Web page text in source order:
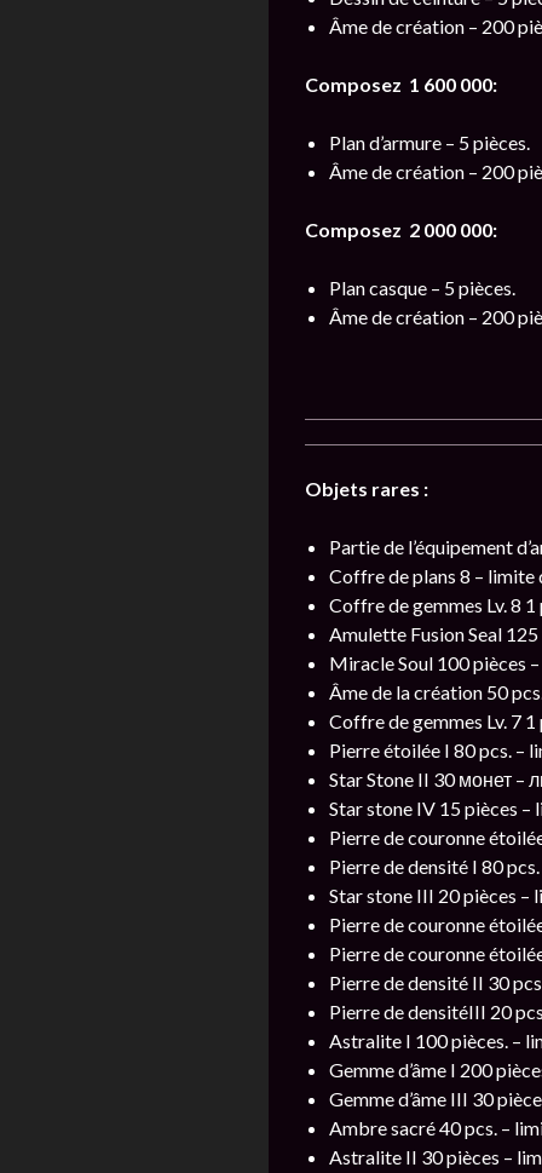
Âme de création – 200
Composez 1 600 000:
Plan d’armure – 5 pièces.
Âme de création – 200
Composez 2 000 000:
Plan casque – 5 pièces.
Âme de création – 200
Objets rares :
Partie de l’équipement
Coffre de plans 8 – limite
Coffre de gemmes Lv. 8
Amulette Fusion Seal
Miracle Soul 100 pièces
Âme de la création 50
Coffre de gemmes Lv. 7
Pierre étoilée I 80 pcs. –
Star Stone II 30 монет –
Star stone IV 15 pièces –
Pierre de couronne
Pierre de densité I 80
Star stone III 20 pièces –
Pierre de couronne
Pierre de couronne
Pierre de densité II 30
Pierre de densitéIII 20
Astralite I 100 pièces. –
Gemme d’âme I 200
Gemme d’âme III 30
Ambre sacré 40 pcs. –
Astralite II 30 pièces –